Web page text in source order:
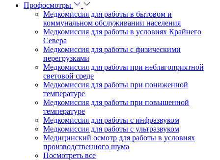
Профосмотры
Медкомиссия для работы в бытовом и
коммунальном обслуживании населения
Медкомиссия для работы в условиях Крайнего
Севера
Медкомиссия для работы с физическими
перегрузками
Медкомиссия для работы при неблагоприятной
световой среде
Медкомиссия для работы при пониженной
температуре
Медкомиссия для работы при повышенной
температуре
Медкомиссия для работы с инфразвуком
Медкомиссия для работы с ультразвуком
Медицинский осмотр для работы в условиях
производственного шума
Посмотреть все